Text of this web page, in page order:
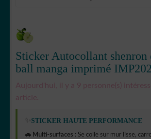
Sticker Autocollant shenron
ball manga imprimé
Aujourd'hui, il y a 9 personne(s)
article.
STICKER HAUTE PERFORMANCE
🚗 Multi-surfaces : Se colle sur mur lisse,